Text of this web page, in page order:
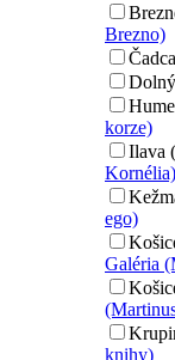
Brezno)
korze)
Ilava
Kornélia)
ego)
Galéria
knihy)